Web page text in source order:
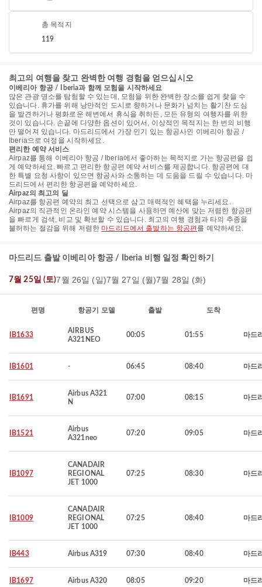
총 목적지
119
최고의 여행을 찾고 완벽한 여행 경험을 얻으십시오
이베리아 항공 / Iberia과 함께 모험을 시작하세요
많은 관광 명소를 탐험할 수 있는데, 모험을 위한 완벽한 장소를 쉽게 찾을 수
있습니다. 휴가를 위해 낭만적인 도시로 향하거나 문화가 넘치는 활기찬 도심
을 발견하거나 평화로운 해변에서 휴식을 취하든, 모든 유형의 여행자를 위한
것이 있습니다. 손끝에 다양한 옵션이 있어서, 이상적인 목적지는 한 번의 비행
만 떨어져 있습니다. 마드리드에서 가장 인기 있는 항공사인 이베리아 항공 /
Iberia으로 여정을 시작하세요.
편리한 예약 서비스
Airpaz를 통해 이베리아 항공 / Iberia에서 좋아하는 목적지로 가는 항공편을 쉽
게 예약하세요. 빠르고 편리한 항공편 예약 서비스를 제공합니다. 항공편에 대
한 특별 요청 사항이 있으면 항공사와 소통하는 데 도움을 드릴 수 있습니다. 마
드리드에서 편리한 항공편을 예약하세요.
Airpaz의 최고의 딜
Airpaz를 항공편 예약의 최고 선택으로 삼고 매력적인 혜택을 누리세요.
Airpaz의 직관적인 온라인 예약 시스템을 사용하면 예산에 맞는 저렴한 항공편
을 빠르게 검색, 비교 및 확보할 수 있습니다. 최고의 여행 경험과 타의 추종을
불허하는 절감을 위해 저렴한 마드리드에서 출발하는 항공편 를 예약하세요.
마드리드 출발 이베리아 항공 / Iberia 비행 일정 확인하기
7월 25일 (토)7월 26일 (일)7월 27일 (월)7월 28일 (화)
편명 항공기 모델 출발 도착
IB1633
AIRBUS
A321NEO
00:05 01:55 마드
IB1601 - 06:45 08:40 마드
IB1691
Airbus A321
N
07:00 08:15 마드
IB1521
Airbus
A321neo
07:20 09:05 마드
IB1097
CANADAIR
REGIONAL
JET 1000
07:25 08:30 마드
IB1009
CANADAIR
REGIONAL
JET 1000
07:25 08:40 마드
IB443 Airbus A319 07:30 08:40 마드
IB1697 Airbus A320 08:05 09:20 마드